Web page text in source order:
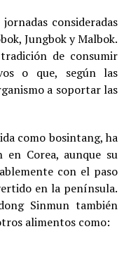
consideradas
Jungbok y Malbok.
de consumir
o que, según las
a soportar las
como bosintang, ha
Corea, aunque su
con el paso
en la península.
Sinmun también
alimentos como: